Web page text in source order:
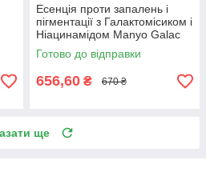
Есенція проти запалень і
пігментації з Галактомісиком і
Ніацинамідом Manyo Galac
Niacin 2.0 Essence 30ml
Готово до відправки
656,60 ₴ 670 ₴
ще